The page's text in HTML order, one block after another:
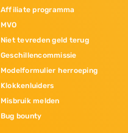
Affiliate programma
MVO
Niet tevreden geld terug
Geschillencommissie
Modelformulier herroeping
Klokkenluiders
Misbruik melden
Bug bounty